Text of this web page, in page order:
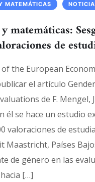
MATEMÁTICAS
matemáticas:
de
of the European
el artículo
de F. Mengel,
él se hace un estudio
valoraciones de
Maastricht, Países
de género en las
[…]